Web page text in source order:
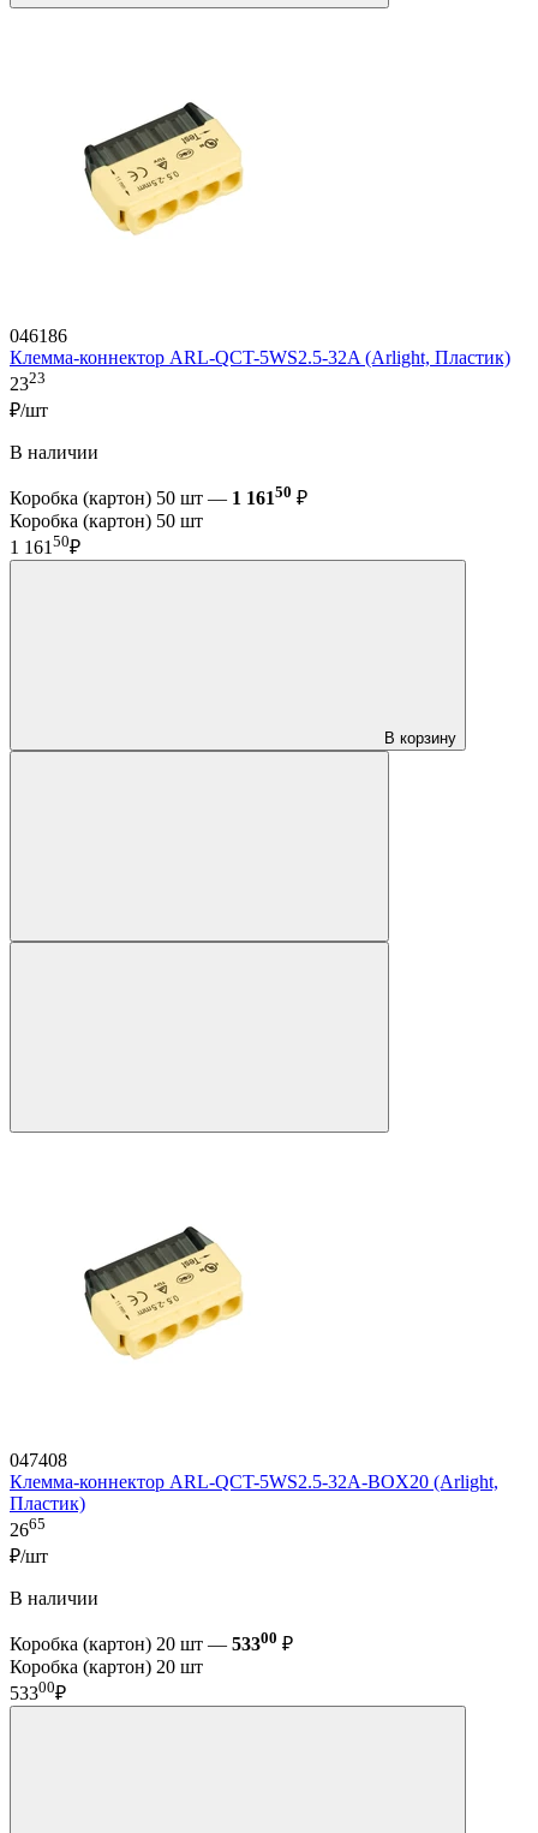
046186
Клемма-коннектор ARL-QCT-5WS2.5-32A (Arlight, Пластик)
2323
₽/шт
В наличии
Коробка (картон) 50 шт — 1 16150 ₽
Коробка (картон) 50 шт
1 16150₽
В корзину
047408
Клемма-коннектор ARL-QCT-5WS2.5-32A-BOX20 (Arlight,
Пластик)
2665
₽/шт
В наличии
Коробка (картон) 20 шт — 53300 ₽
Коробка (картон) 20 шт
53300₽